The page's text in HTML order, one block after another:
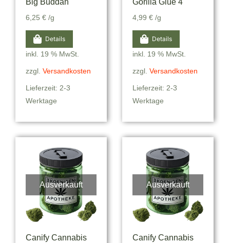
Big Buddah
6,25 € /g
Details
inkl. 19 % MwSt.
zzgl. Versandkosten
Lieferzeit: 2-3
Werktage
Gorilla Glue 4
4,99 € /g
Details
inkl. 19 % MwSt.
zzgl. Versandkosten
Lieferzeit: 2-3
Werktage
Ausverkauft
Canify Cannabis
Ausverkauft
Canify Cannabis